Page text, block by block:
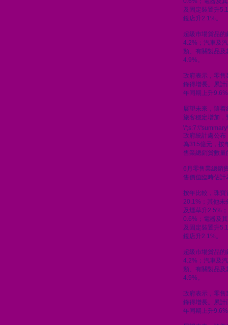
及固定裝置升
鏡店升2.1%。
超級市場貨品
4.2%；汽車及
類、有關製品
4.9%。
政府表示，零
錄得增長。累計
年同期上升
展望未來，隨
旅客穩定增加，
政府統計處公
為315億元，按
售業總銷貨數
6月零售業總銷
售價值臨時估
按年比較，珠寶
20.1%；其他未
及煙草升2.5%
0.6%；電器及
及固定裝置升
鏡店升2.1%。
超級市場貨品
4.2%；汽車及
類、有關製品
4.9%。
政府表示，零
錄得增長。累計
年同期上升